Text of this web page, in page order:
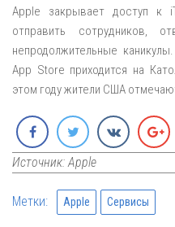
Apple закрывает доступ к
отправить сотрудников,
непродолжительные
App Store приходится на
этом году жители США
Источник: Apple
Метки: Apple Сервисы